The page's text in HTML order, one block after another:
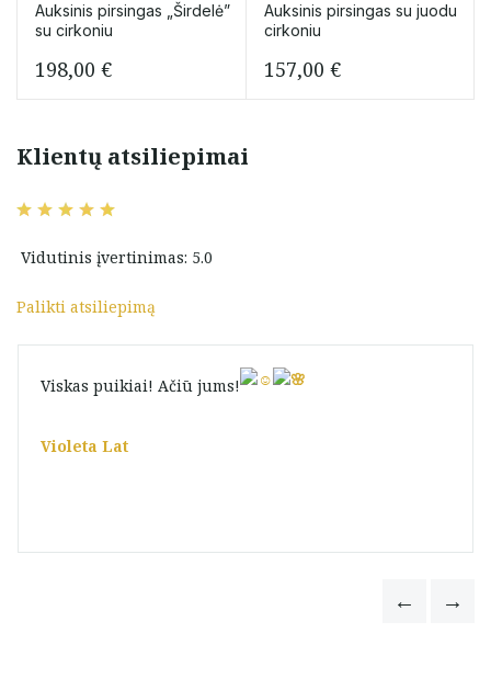
Auksinis pirsingas „Širdelė”
su cirkoniu
198,00 €
Auksinis pirsingas su juodu
cirkoniu
157,00 €
Klientų atsiliepimai
Vidutinis įvertinimas: 5.0
Palikti atsiliepimą
Viskas puikiai! Ačiū jums!
Violeta Lat